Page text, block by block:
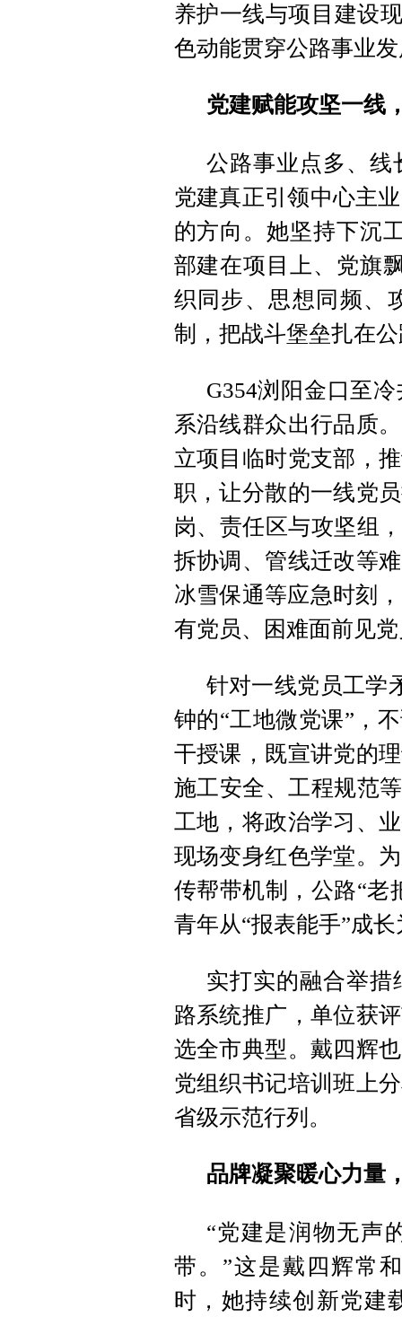
养护一线与项目建设
色动能贯穿公路事业
党建赋能攻坚一线
公路事业点多、线
党建真正引领中心主
的方向。她坚持下沉
部建在项目上、党旗
织同步、思想同频、
制，把战斗堡垒扎在
G354浏阳金口至
系沿线群众出行品质
立项目临时党支部，
职，让分散的一线党
岗、责任区与攻坚组
拆协调、管线迁改等
冰雪保通等应急时刻
有党员、困难面前见
针对一线党员工学
钟的“工地微党课”，
干授课，既宣讲党的
施工安全、工程规范
工地，将政治学习、
现场变身红色学堂。
传帮带机制，公路“老
青年从“报表能手”成
实打实的融合举
路系统推广，单位获
选全市典型。戴四辉
党组织书记培训班上
省级示范行列。
品牌凝聚暖心力量
“党建是润物无声
带。”这是戴四辉常
时，她持续创新党建